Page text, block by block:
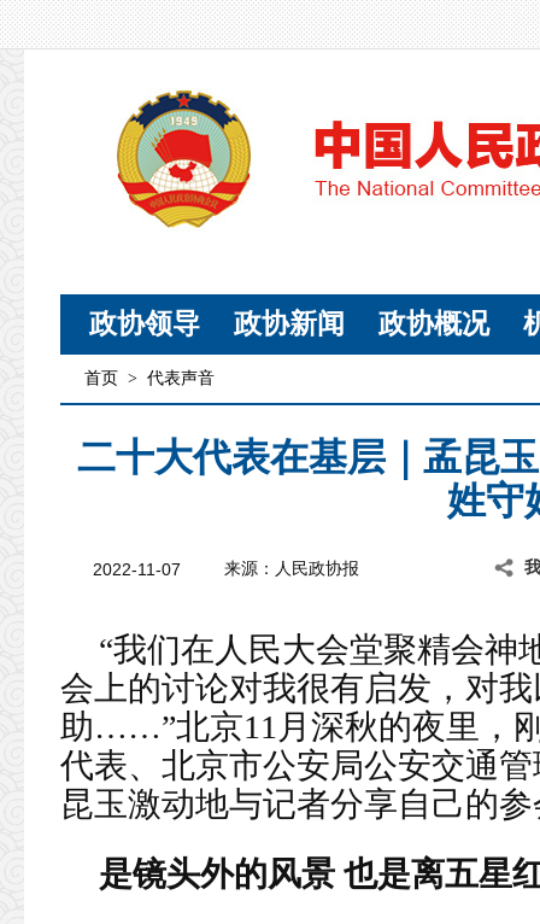
政协领导 政协新闻 政协概况
首页 > 代表声音
二十大代表在基层｜孟昆
姓守
2022-11-07 来源： 人民政协报
“我们在人民大会堂聚精会神
会上的讨论对我很有启发，对
助……”北京11月深秋的夜里，
代表、北京市公安局公安交通
昆玉激动地与记者分享自己的
是镜头外的风景 也是离五星